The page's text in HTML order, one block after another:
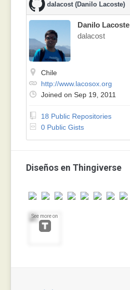
dalacost (Danilo Lacoste)
Danilo Lacoste
dalacost
Chile
http://www.lacosox.org
Joined on Sep 19, 2011
18 Public Repositories
0 Public Gists
Diseños en Thingiverse
See more on